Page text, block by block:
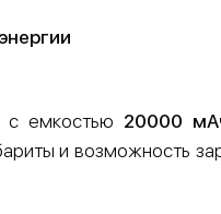
с емкостью 20000
и возможность